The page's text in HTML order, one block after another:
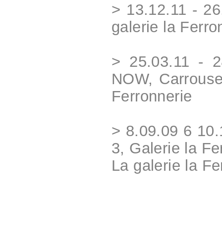
> 13.12.11 -
galerie la
> 25.03.11 -
NOW,
Ferronnerie
> 8.09.09 6
3, Galerie la
La galerie la